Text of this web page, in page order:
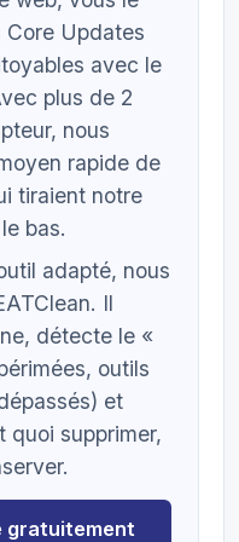
Core Updates
avec le
plus de 2
nous
rapide de
tiraient notre
bas.
adapté, nous
Il
détecte le «
outils
et
quoi supprimer,
gratuitement